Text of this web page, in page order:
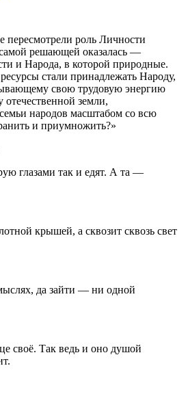
пересмотрели роль Личности
решающей оказалась —
и Народа, в которой природные.
стали принадлежать Народу,
свою трудовую энергию
отечественной земли,
народов масштабом со всю
и приумножить?»
глазами так и едят. А та —
крышей, а сквозит сквозь свет
да зайти — ни одной
своё. Так ведь и оно душой